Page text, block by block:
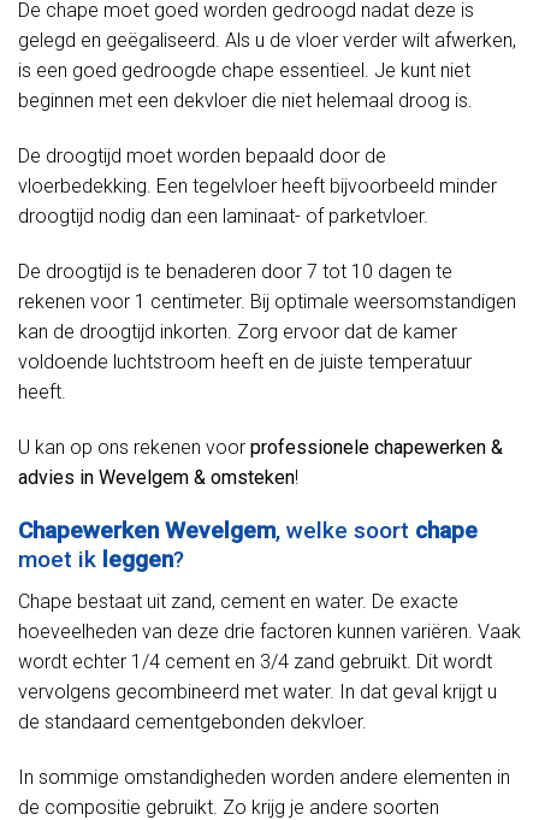
De chape moet goed worden gedroogd nadat deze is
gelegd en geëgaliseerd. Als u de vloer verder wilt afwerken,
is een goed gedroogde chape essentieel. Je kunt niet
beginnen met een dekvloer die niet helemaal droog is.
De droogtijd moet worden bepaald door de
vloerbedekking. Een tegelvloer heeft bijvoorbeeld minder
droogtijd nodig dan een laminaat- of parketvloer.
De droogtijd is te benaderen door 7 tot 10 dagen te
rekenen voor 1 centimeter. Bij optimale weersomstandigen
kan de droogtijd inkorten. Zorg ervoor dat de kamer
voldoende luchtstroom heeft en de juiste temperatuur
heeft.
U kan op ons rekenen voor professionele chapewerken &
advies in Wevelgem & omsteken!
Chapewerken Wevelgem, welke soort chape
moet ik leggen?
Chape bestaat uit zand, cement en water. De exacte
hoeveelheden van deze drie factoren kunnen variëren. Vaak
wordt echter 1/4 cement en 3/4 zand gebruikt. Dit wordt
vervolgens gecombineerd met water. In dat geval krijgt u
de standaard cementgebonden dekvloer.
In sommige omstandigheden worden andere elementen in
de compositie gebruikt. Zo krijg je andere soorten